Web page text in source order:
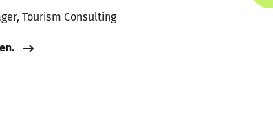
Tourism Consulting